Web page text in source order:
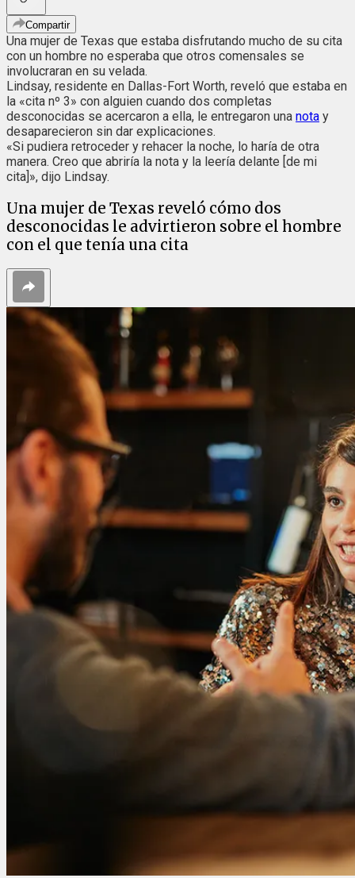
Compartir
Una mujer de Texas que estaba disfrutando mucho de su cita
con un hombre no esperaba que otros comensales se
involucraran en su velada.
Lindsay, residente en Dallas-Fort Worth, reveló que estaba en
la «cita nº 3» con alguien cuando dos completas
desconocidas se acercaron a ella, le entregaron una nota y
desaparecieron sin dar explicaciones.
«Si pudiera retroceder y rehacer la noche, lo haría de otra
manera. Creo que abriría la nota y la leería delante [de mi
cita]», dijo Lindsay.
Una mujer de Texas reveló cómo dos
desconocidas le advirtieron sobre el hombre
con el que tenía una cita